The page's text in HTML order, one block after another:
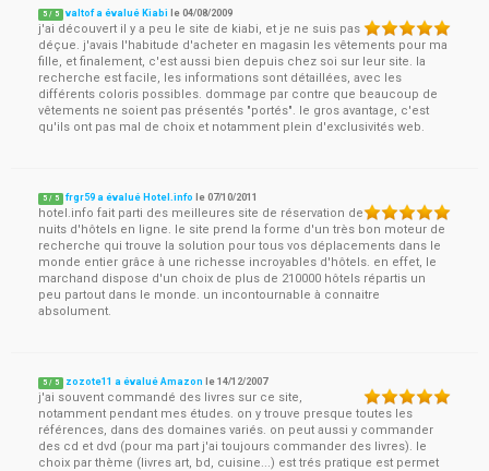
5 / 5 valtof a évalué Kiabi le04/08/2009
j'ai découvert il y a peu le site de kiabi, et je ne suis pas
déçue. j'avais l'habitude d'acheter en magasin les vêtements pour ma
fille, et finalement, c'est aussi bien depuis chez soi sur leur site. la
recherche est facile, les informations sont détaillées, avec les
différents coloris possibles. dommage par contre que beaucoup de
vêtements ne soient pas présentés "portés". le gros avantage, c'est
qu'ils ont pas mal de choix et notamment plein d'exclusivités web.
5 / 5 frgr59 a évalué Hotel.info le07/10/2011
hotel.info fait parti des meilleures site de réservation de
nuits d'hôtels en ligne. le site prend la forme d'un très bon moteur de
recherche qui trouve la solution pour tous vos déplacements dans le
monde entier grâce à une richesse incroyables d'hôtels. en effet, le
marchand dispose d'un choix de plus de 210000 hôtels répartis un
peu partout dans le monde. un incontournable à connaitre
absolument.
5 / 5 zozote11 a évalué Amazon le14/12/2007
j'ai souvent commandé des livres sur ce site,
notamment pendant mes études. on y trouve presque toutes les
références, dans des domaines variés. on peut aussi y commander
des cd et dvd (pour ma part j'ai toujours commander des livres). le
choix par thème (livres art, bd, cuisine...) est trés pratique est permet